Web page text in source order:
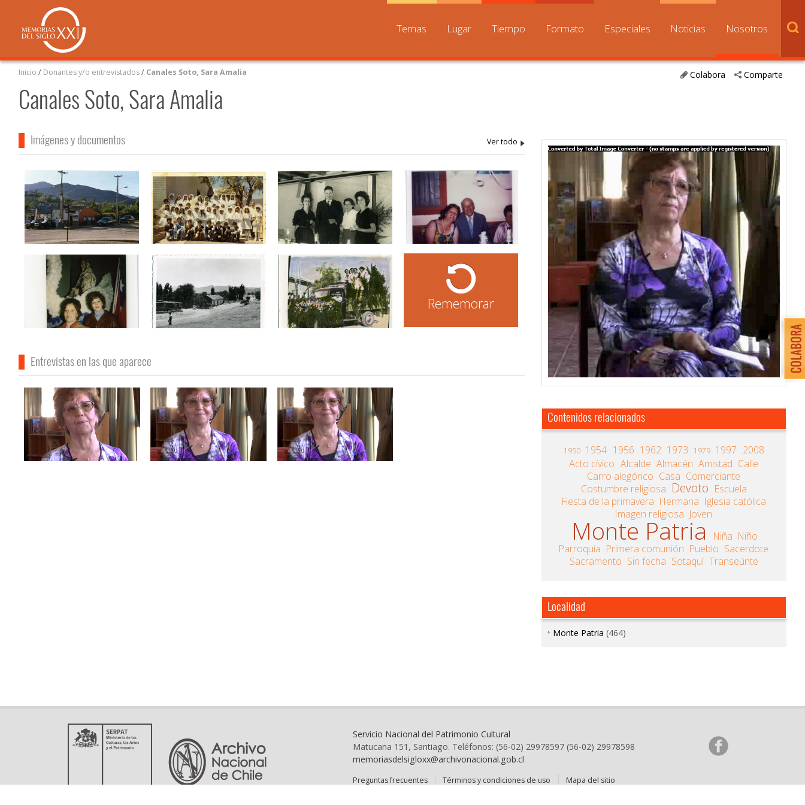
Temas Lugar Tiempo Formato Especiales Noticias Nosotros
Comparte
Colabora
Inicio / Donantes y/o entrevistados/ Canales Soto, Sara Amalia
Canales Soto, Sara Amalia
Imágenes y documentos
Rememorar
Entrevistas en las que aparece
Contenidos relacionados
1950 1954 1956 1962 1973 1979 1997 2008
Acto cívico Alcalde Almacén Amistad Calle
Carro alegórico Casa Comerciante
Costumbre religiosa Devoto Escuela
Fiesta de la primavera Hermana Iglesia católica
Imagen religiosa Joven
Monte Patria Niña Niño
Parroquia Primera comunión Pueblo Sacerdote
Sacramento Sin fecha Sotaquí Transeúnte
Localidad
Monte Patria (464)
Servicio Nacional del Patrimonio Cultural
Matucana 151, Santiago. Teléfonos: (56-02) 29978597 (56-02) 29978598
memoriasdelsigloxx@archivonacional.gob.cl
Preguntas frecuentes Términos y condiciones de uso Mapa del sitio